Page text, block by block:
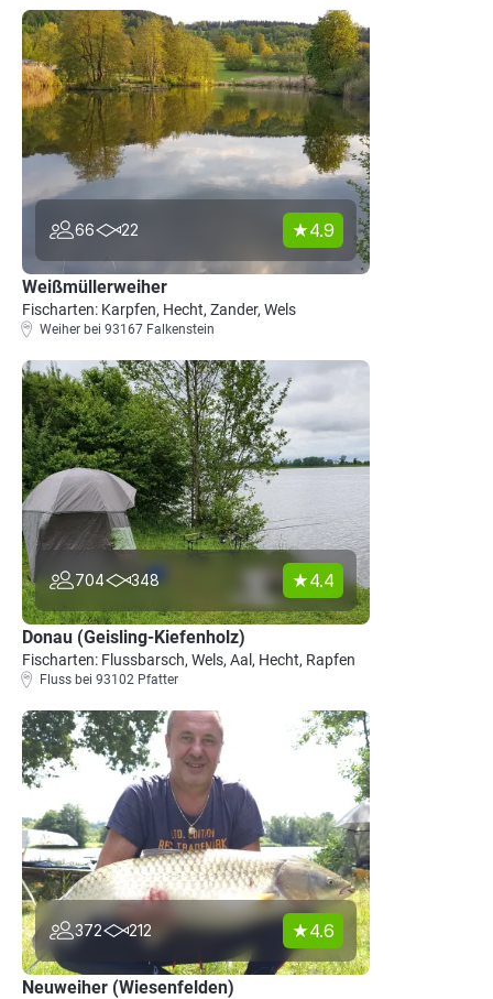
66 22 4.9
Weißmüllerweiher
Fischarten: Karpfen, Hecht, Zander, Wels
Weiher bei 93167 Falkenstein
704 348 4.4
Donau (Geisling-Kiefenholz)
Fischarten: Flussbarsch, Wels, Aal, Hecht, Rapfen
Fluss bei 93102 Pfatter
372 212 4.6
Neuweiher (Wiesenfelden)